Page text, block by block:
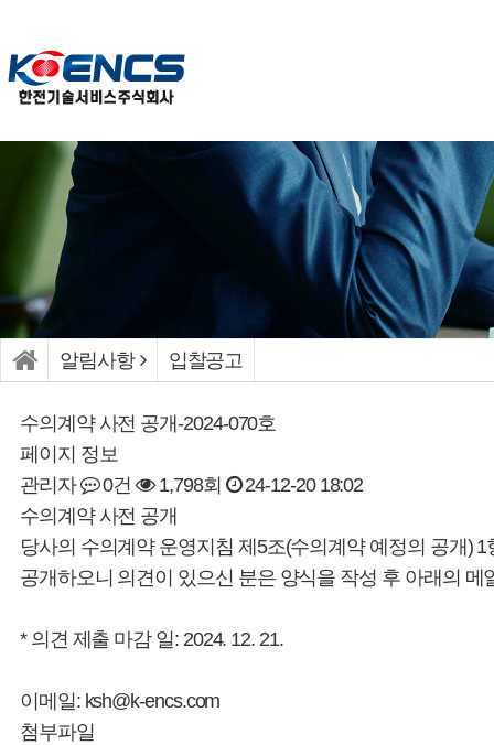
알림사항 입찰공고
수의계약 사전 공개-2024-070호
페이지 정보
관리자
0건 1,798회
24-12-20 18:02
수의계약 사전 공개
당사의 수의계약 운영지침 제5조(수의계약 예정의 공개)
공개하오니 의견이 있으신 분은 양식을 작성 후 아래의 메
* 의견 제출 마감 일: 2024. 12. 21.
이메일: ksh@k-encs.com
첨부파일